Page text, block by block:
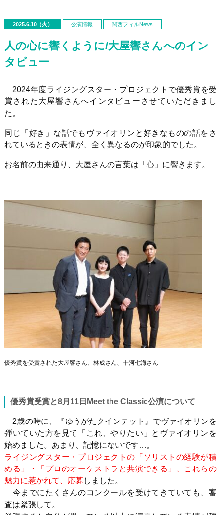
2025.6.10（火） 公演情報 関西フィルNews
人の心に響くように/大屋響さんへのイン
タビュー
2024年度ライジングスター・プロジェクトで優秀賞を受
賞された大屋響さんへインタビューさせていただきまし
た。
同じ「好き」な話でもヴァイオリンと好きなものの話をさ
れているときの表情が、全く異なるのが印象的でした。
お名前の由来通り、大屋さんの言葉は「心」に響きます。
優秀賞を受賞された大屋響さん、林成さん、十河七海さん
優秀賞受賞と8月11日Meet the Classic公演について
2歳の時に、『ゆうがたクインテット』でヴァイオリンを
弾いていた方を見て「これ、やりたい」とヴァイオリンを
始めました。あまり、記憶にないです…。
ライジングスター・プロジェクトの「ソリストの経験が積
める」・「プロのオーケストラと共演できる」、これらの
魅力に惹かれて、応募 しました。
今までにたくさんのコンクールを受けてきていても、審
査は緊張して。